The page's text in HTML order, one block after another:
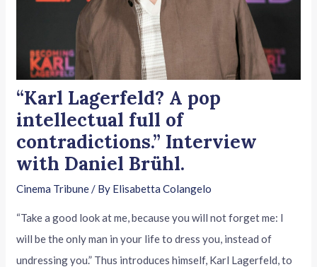
“Karl Lagerfeld? A pop
intellectual full of
contradictions.” Interview
with Daniel Brühl.
Cinema Tribune/ By Elisabetta Colangelo
“Take a good look at me, because you will not forget me: I
will be the only man in your life to dress you, instead of
undressing you.” Thus introduces himself, Karl Lagerfeld, to